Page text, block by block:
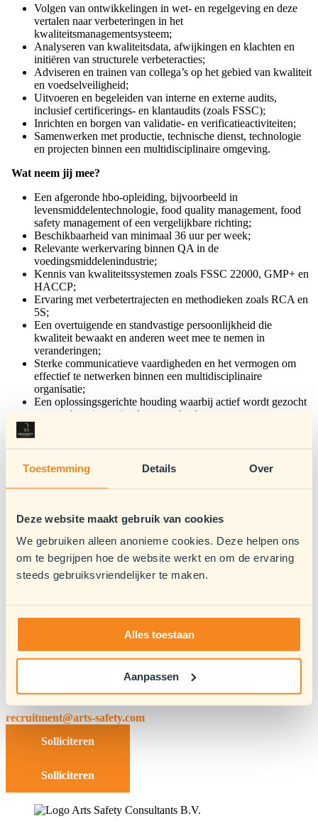
Toestemming Details Over
Deze website maakt gebruik van cookies
We gebruiken alleen anonieme cookies. Deze helpen ons
om te begrijpen hoe de website werkt en om de ervaring
steeds gebruiksvriendelijker te maken.
Alles toestaan
Aanpassen
Volgen van ontwikkelingen in wet- en regelgeving en deze
vertalen naar verbeteringen in het
kwaliteitsmanagementsysteem;
Analyseren van kwaliteitsdata, afwijkingen en klachten en
initiëren van structurele verbeteracties;
Adviseren en trainen van collega’s op het gebied van kwaliteit
en voedselveiligheid;
Uitvoeren en begeleiden van interne en externe audits,
inclusief certificerings- en klantaudits (zoals FSSC);
Inrichten en borgen van validatie- en verificatieactiviteiten;
Samenwerken met productie, technische dienst, technologie
en projecten binnen een multidisciplinaire omgeving.
Wat neem jij mee?
Een afgeronde hbo-opleiding, bijvoorbeeld in
levensmiddelentechnologie, food quality management, food
safety management of een vergelijkbare richting;
Beschikbaarheid van minimaal 36 uur per week;
Relevante werkervaring binnen QA in de
voedingsmiddelenindustrie;
Kennis van kwaliteitssystemen zoals FSSC 22000, GMP+ en
HACCP;
Ervaring met verbetertrajecten en methodieken zoals RCA en
5S;
Een overtuigende en standvastige persoonlijkheid die
kwaliteit bewaakt en anderen weet mee te nemen in
veranderingen;
Sterke communicatieve vaardigheden en het vermogen om
effectief te netwerken binnen een multidisciplinaire
organisatie;
Een oplossingsgerichte houding waarbij actief wordt gezocht
naar verbeteringen in plaats van het benoemen van
Goede beheersing van de Nederlandse en Engelse taal.
Wat bieden wij jou?
Een salaris tussen € 4.567,40 en € 6.358,33 bruto per maand
31 vakantiedagen bij een fulltime dienstverband;
Werken binnen een groeiende en ambitieuze organisatie met
ruimte voor eigen initiatief;
Een informele werksfeer waarin samenwerking centraal staat;
Mogelijkheden voor verdere professionele en persoonlijke
ontwikkeling;
Informatie
info@arts-safety.com– +31 85 888 04 60
Solliciteren
recruitment@arts-safety.com
Solliciteren
Solliciteren